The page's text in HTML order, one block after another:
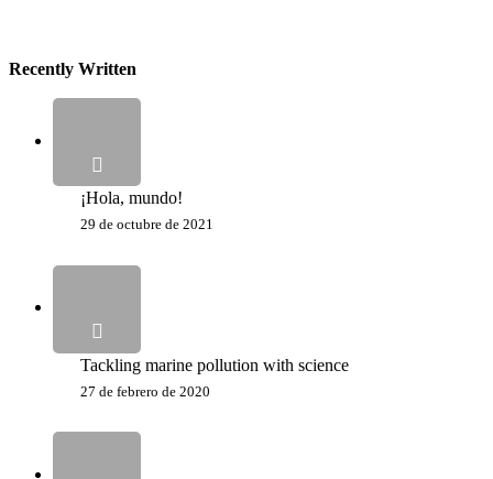
Recently Written
¡Hola, mundo!
29 de octubre de 2021
Tackling marine pollution with science
27 de febrero de 2020